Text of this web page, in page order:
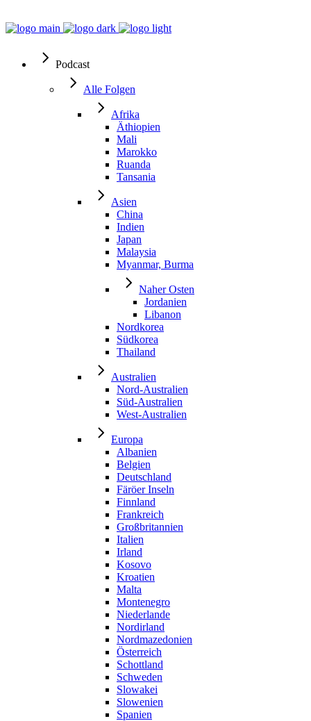
Podcast
Alle Folgen
Afrika
Äthiopien
Mali
Marokko
Ruanda
Tansania
Asien
China
Indien
Japan
Malaysia
Myanmar, Burma
Naher Osten
Jordanien
Libanon
Nordkorea
Südkorea
Thailand
Australien
Nord-Australien
Süd-Australien
West-Australien
Europa
Albanien
Belgien
Deutschland
Färöer Inseln
Finnland
Frankreich
Großbritannien
Italien
Irland
Kosovo
Kroatien
Malta
Montenegro
Niederlande
Nordirland
Nordmazedonien
Österreich
Schottland
Schweden
Slowakei
Slowenien
Spanien